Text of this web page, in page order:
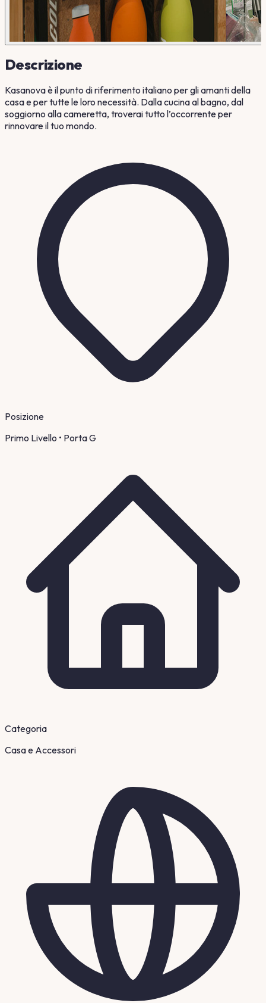
Descrizione
Kasanova è il punto di riferimento italiano per gli amanti della
casa e per tutte le loro necessità. Dalla cucina al bagno, dal
soggiorno alla cameretta, troverai tutto l’occorrente per
rinnovare il tuo mondo.
Posizione
Primo Livello • Porta G
Categoria
Casa e Accessori